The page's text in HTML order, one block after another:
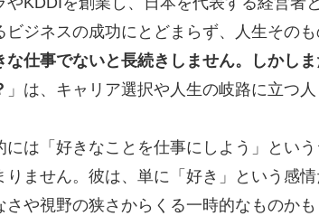
ジネスの成功にとどまらず、人生その
な仕事でないと長続きしません。しかし
」は、キャリア選択や人生の岐路に立つ
には「好きなことを仕事にしよう」とい
りません。彼は、単に「好き」という感
さや視野の狭さからくる一時的なものか